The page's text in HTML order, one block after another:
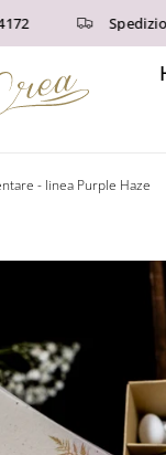
Spedizioni
- linea Purple Haze